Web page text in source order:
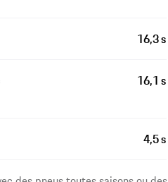
16,3 s
16,1 s
4,5 s